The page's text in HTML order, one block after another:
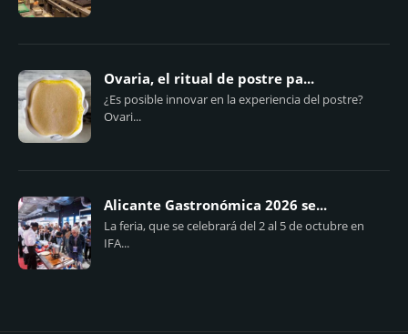
Ovaria, el ritual de postre pa...
¿Es posible innovar en la experiencia del postre?
Ovari...
Alicante Gastronómica 2026 se...
La feria, que se celebrará del 2 al 5 de octubre en
IFA...